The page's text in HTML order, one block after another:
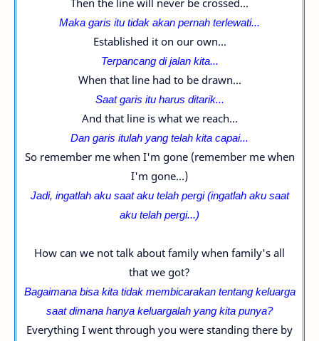
Then the line will never be crossed...
Maka garis itu tidak akan pernah terlewati...
Established it on our own...
Terpancang di jalan kita...
When that line had to be drawn...
Saat garis itu harus ditarik...
And that line is what we reach...
Dan garis itulah yang telah kita capai...
So remember me when I'm gone (remember me when
I'm gone...)
Jadi, ingatlah aku saat aku telah pergi (ingatlah aku saat
aku telah pergi...)
How can we not talk about family when family's all
that we got?
Bagaimana bisa kita tidak membicarakan tentang keluarga
saat dimana hanya keluargalah yang kita punya?
Everything I went through you were standing there by